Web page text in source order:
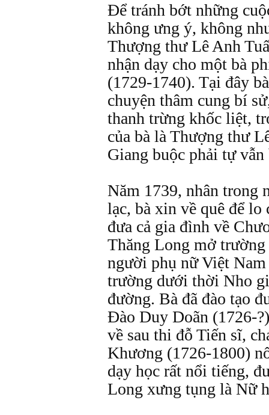
Để tránh bớt những
không ưng ý, không
Thượng thư Lê Anh
nhận dạy cho một bà
(1729-1740). Tại đây
chuyện thâm cung bí
thanh trừng khốc liệt,
của bà là Thượng thư
Giang buộc phải tự
Năm 1739, nhân trong
lạc, bà xin về quê để
đưa cả gia đình về
Thăng Long mở
người phụ nữ Việt
trường dưới thời Nho
đường. Bà đã đào tạo
Đào Duy Doãn (1726-
về sau thi đỗ Tiến sĩ,
Khương (1726-1800)
dạy học rất nổi tiếng,
Long xưng tụng là Nữ